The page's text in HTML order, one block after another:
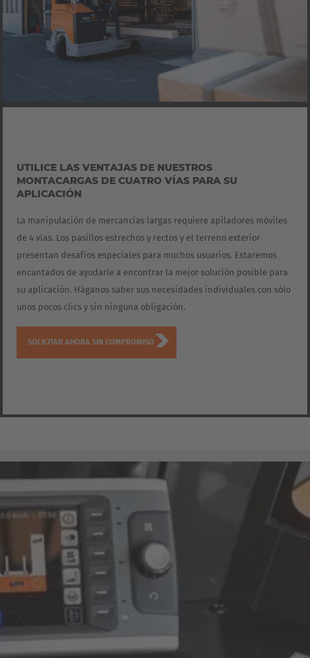
UTILICE LAS VENTAJAS DE NUESTROS
MONTACARGAS DE CUATRO VÍAS PARA SU
APLICACIÓN
La manipulación de mercancías largas requiere apiladores móviles
de 4 vías. Los pasillos estrechos y rectos y el terreno exterior
presentan desafíos especiales para muchos usuarios. Estaremos
encantados de ayudarle a encontrar la mejor solución posible para
su aplicación. Háganos saber sus necesidades individuales con sólo
unos pocos clics y sin ninguna obligación.
SOLICITAR AHORA SIN COMPROMISO